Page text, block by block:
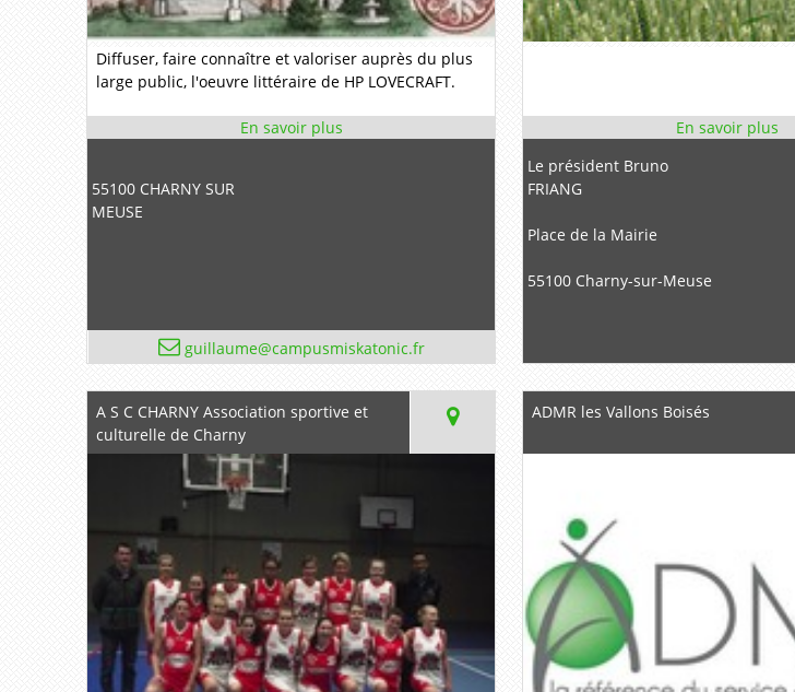
Diffuser, faire connaître et valoriser auprès du plus
large public, l'oeuvre littéraire de HP LOVECRAFT.
55100 CHARNY SUR
MEUSE
guillaume@campusmiskatonic.fr
Le président Bruno
FRIANG
Place de la Mairie
55100 Charny-sur-Meuse
A S C CHARNY Association sportive et
culturelle de Charny
ADMR les Vallons Boisés